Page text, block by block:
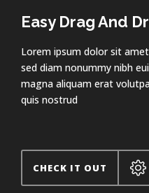
Easy Drag And
Lorem ipsum dolor sit
sed diam nonummy nibh
magna aliquam erat
quis nostrud
CHECK IT OUT